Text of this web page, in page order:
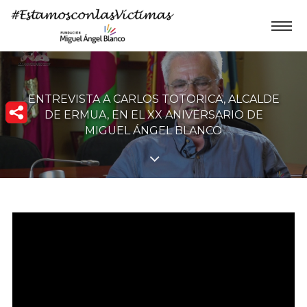
ENTREVISTA A CARLOS TOTORICA, ALCALDE
DE ERMUA, EN EL XX ANIVERSARIO DE
MIGUEL ÁNGEL BLANCO